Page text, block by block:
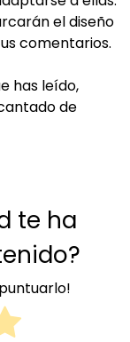
el diseño
comentarios.
has leído,
de
te ha